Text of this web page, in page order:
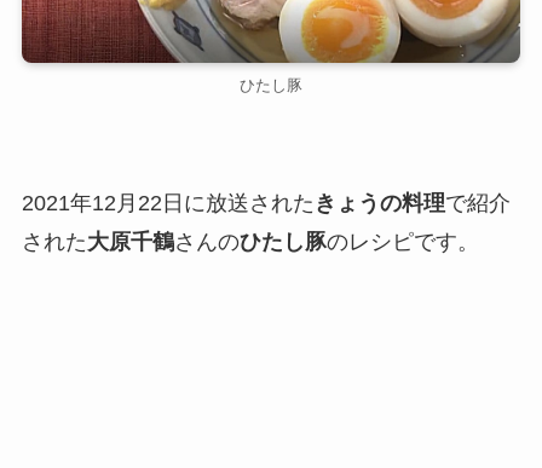
ひたし豚
2021年12月22日に放送された きょうの料理で紹介
された大原千鶴さんのひたし豚のレシピです。